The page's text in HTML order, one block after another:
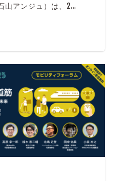
山アンジュ）は、2…